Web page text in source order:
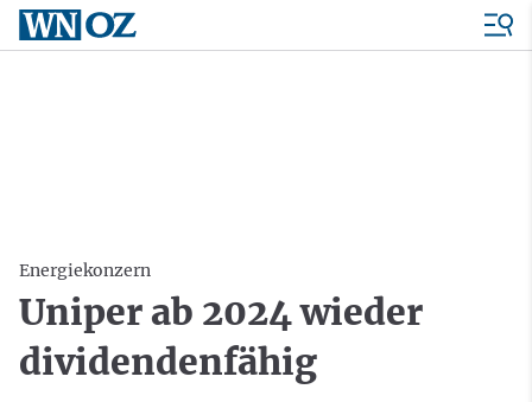
Energiekonzern
Uniper ab 2024 wieder
dividendenfähig